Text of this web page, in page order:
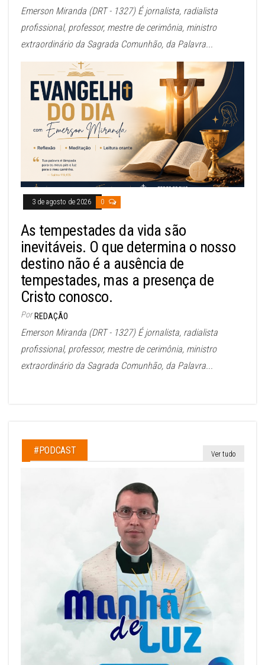
Emerson Miranda (DRT - 1327) É jornalista, radialista
profissional, professor, mestre de cerimônia, ministro
extraordinário da Sagrada Comunhão, da Palavra...
3 de agosto de 2026 0
As tempestades da vida são
inevitáveis. O que determina o nosso
destino não é a ausência de
tempestades, mas a presença de
Cristo conosco.
Por REDAÇÃO
Emerson Miranda (DRT - 1327) É jornalista, radialista
profissional, professor, mestre de cerimônia, ministro
extraordinário da Sagrada Comunhão, da Palavra...
#PODCAST Ver tudo